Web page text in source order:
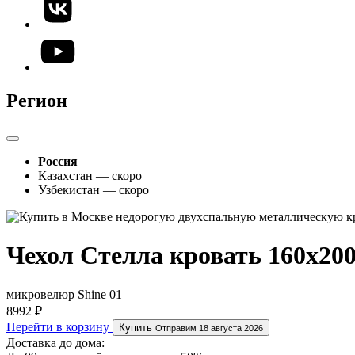
Регион
Россия
Казахстан — скоро
Узбекистан — скоро
Чехол Стелла кровать
микровелюр Shine 01
8992 ₽
Перейти в корзину
Купить Отправим 18 августа 2026
Доставка до дома: